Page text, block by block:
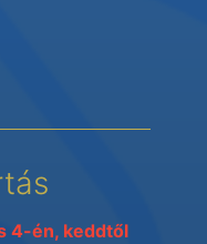
4-én, keddtől